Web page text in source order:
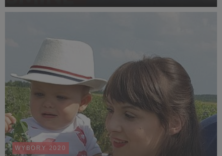
WYBORY 2020